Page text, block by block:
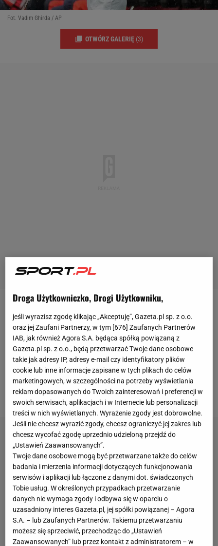
Fot. Vadim Ghirda / AP
OTWÓRZ GALERIĘ (3)
finałuEuro 2020. Najpierw o godz. 18:00 Hiszpania
zmierzy się z Chorwacją, następnie o godz. 21:00
Szwajcarią zagra zFrancją, której selekcjonerDidier
Deschampswskazał zespół, który wywarł na nim
największe wrażenie po rozegraniu
dotychczasowych spotkań.
Droga Użytkowniczko, Drogi Użytkowniku,
jeśli wyrazisz zgodę klikając „Akceptuję”, Gazeta.pl sp. z o.o.
oraz jej Zaufani Partnerzy, w tym [676] Zaufanych Partnerów
IAB, jak również Agora S.A. będąca spółką powiązaną z
Gazeta.pl sp. z o.o., będą przetwarzać Twoje dane osobowe
takie jak adresy IP, adresy e-mail czy identyfikatory plików
cookie lub inne informacje zapisane w tych plikach do celów
marketingowych, w szczególności na potrzeby wyświetlania
reklam dopasowanych do Twoich zainteresowań i preferencji w
swoich serwisach, aplikacjach i w Internecie lub personalizacji
treści w nich wyświetlanych. Wyrażenie zgody jest dobrowolne.
Jeśli nie chcesz wyrazić zgody, chcesz ograniczyć jej zakres lub
chcesz wycofać zgodę uprzednio udzieloną przejdź do
„Ustawień Zaawansowanych”.
Twoje dane osobowe mogą być przetwarzane także do celów
badania i mierzenia informacji dotyczących funkcjonowania
serwisów i aplikacji lub łączone z danymi dot. świadczonych
Tobie usług. W określonych przypadkach przetwarzanie
danych nie wymaga zgody i odbywa się w oparciu o
uzasadniony interes Gazeta.pl, jej spółki powiązanej – Agora
S.A. – lub Zaufanych Partnerów. Takiemu przetwarzaniu
możesz się sprzeciwić, przechodząc do „Ustawień
Zaawansowanych” lub przez kontakt z administratorem – w